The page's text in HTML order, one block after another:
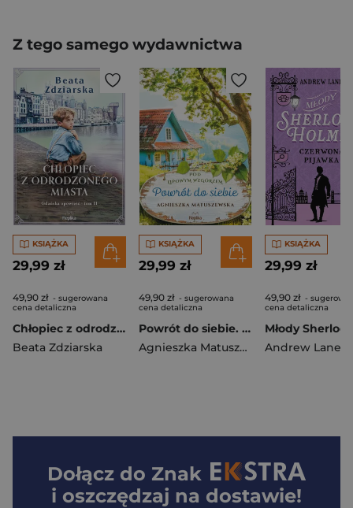
Z tego samego wydawnictwa
KSIĄŻKA
29,99 zł
49,90 zł - sugerowana
cena detaliczna
Chłopiec z odrodzonego miasta. Gdańska opowieść, Tom 2
Beata Zdziarska
KSIĄŻKA
29,99 zł
49,90 zł - sugerowana
cena detaliczna
Powrót do siebie. Pod lipowym wzgórzem. Tom 1
Agnieszka Matuszewska
KSIĄŻKA
29,99 zł
49,90 zł -
cena detaliczna
Andrew Lane
Dołącz do Znak
i oszczędzaj na dostawie!